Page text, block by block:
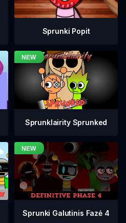
Sprunki Popit
Sprunklairity Sprunked
Sprunki Galutinis Fazė 4